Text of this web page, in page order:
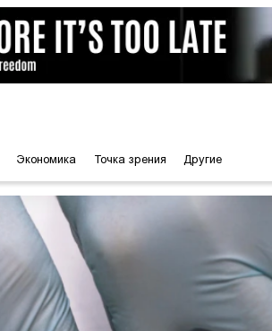
Экономика Точка зрения Другие